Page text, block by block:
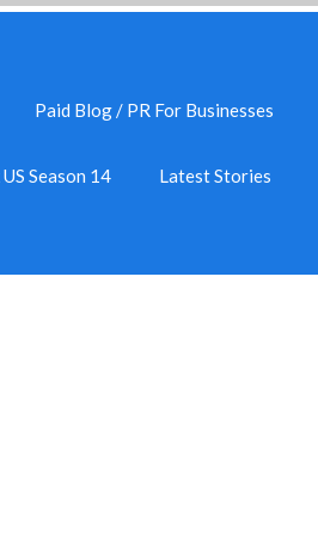
Paid Blog / PR For Businesses
Season 14 Latest Stories